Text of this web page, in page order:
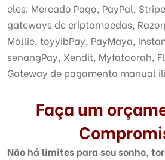
eles: Mercado Pago, PayPal,
gateways de criptomoedas,
Mollie, toyyibPay, PayMaya,
senangPay, Xendit, Myfatoorah,
Gateway de pagamento manual
Faça um
Não há limites para seu sonho,